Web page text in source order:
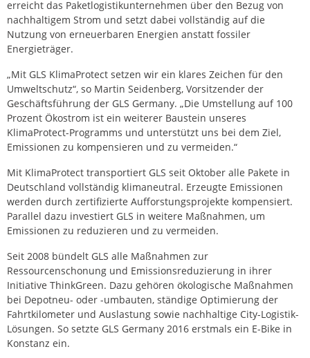
erreicht das Paketlogistikunternehmen über den Bezug von
nachhaltigem Strom und setzt dabei vollständig auf die
Nutzung von erneuerbaren Energien anstatt fossiler
Energieträger.
„Mit GLS KlimaProtect setzen wir ein klares Zeichen für den
Umweltschutz“, so Martin Seidenberg, Vorsitzender der
Geschäftsführung der GLS Germany. „Die Umstellung auf 100
Prozent Ökostrom ist ein weiterer Baustein unseres
KlimaProtect-Programms und unterstützt uns bei dem Ziel,
Emissionen zu kompensieren und zu vermeiden.“
Mit KlimaProtect transportiert GLS seit Oktober alle Pakete in
Deutschland vollständig klimaneutral. Erzeugte Emissionen
werden durch zertifizierte Aufforstungsprojekte kompensiert.
Parallel dazu investiert GLS in weitere Maßnahmen, um
Emissionen zu reduzieren und zu vermeiden.
Seit 2008 bündelt GLS alle Maßnahmen zur
Ressourcenschonung und Emissionsreduzierung in ihrer
Initiative ThinkGreen. Dazu gehören ökologische Maßnahmen
bei Depotneu- oder -umbauten, ständige Optimierung der
Fahrtkilometer und Auslastung sowie nachhaltige City-Logistik-
Lösungen. So setzte GLS Germany 2016 erstmals ein E-Bike in
Konstanz ein.